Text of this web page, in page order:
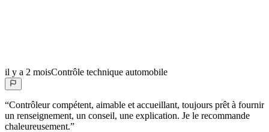
il y a 2 moisContrôle technique automobile
“Contrôleur compétent, aimable et accueillant, toujours prêt à fournir
un renseignement, un conseil, une explication. Je le recommande
chaleureusement.”